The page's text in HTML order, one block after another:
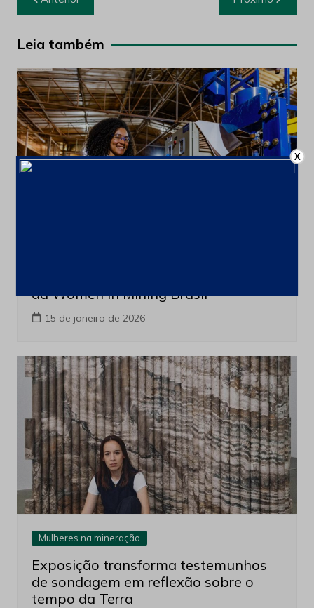
de
Post
Leia também
da Women in Mining Brasil
15 de janeiro de 2026
Mulheres na mineração
Exposição transforma testemunhos
de sondagem em reflexão sobre o
tempo da Terra
X